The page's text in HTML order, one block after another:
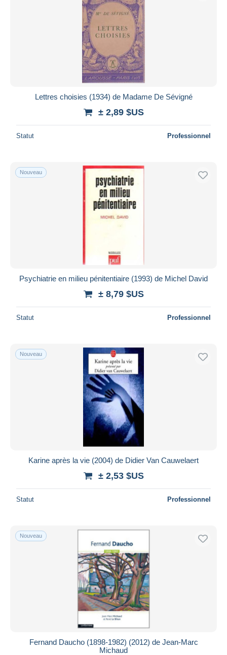
Lettres choisies (1934) de Madame De Sévigné
± 2,89 $US
Statut Professionnel
Nouveau
Psychiatrie en milieu pénitentiaire (1993) de Michel David
± 8,79 $US
Statut Professionnel
Nouveau
Karine après la vie (2004) de Didier Van Cauwelaert
± 2,53 $US
Statut Professionnel
Nouveau
Fernand Daucho (1898-1982) (2012) de Jean-Marc
Michaud